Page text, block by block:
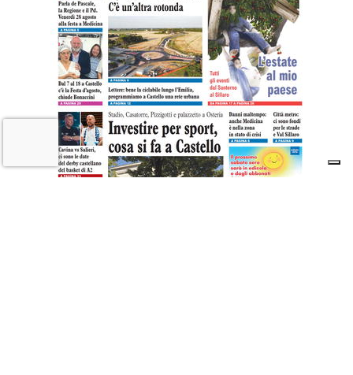
Il «Premio Aldo Villa» a Mongardi
(Sacmi) e Bolognesi (Ceramica), la
ceramica imolese è cooperativa
17 LUGLIO 2026
Castel San Pietro